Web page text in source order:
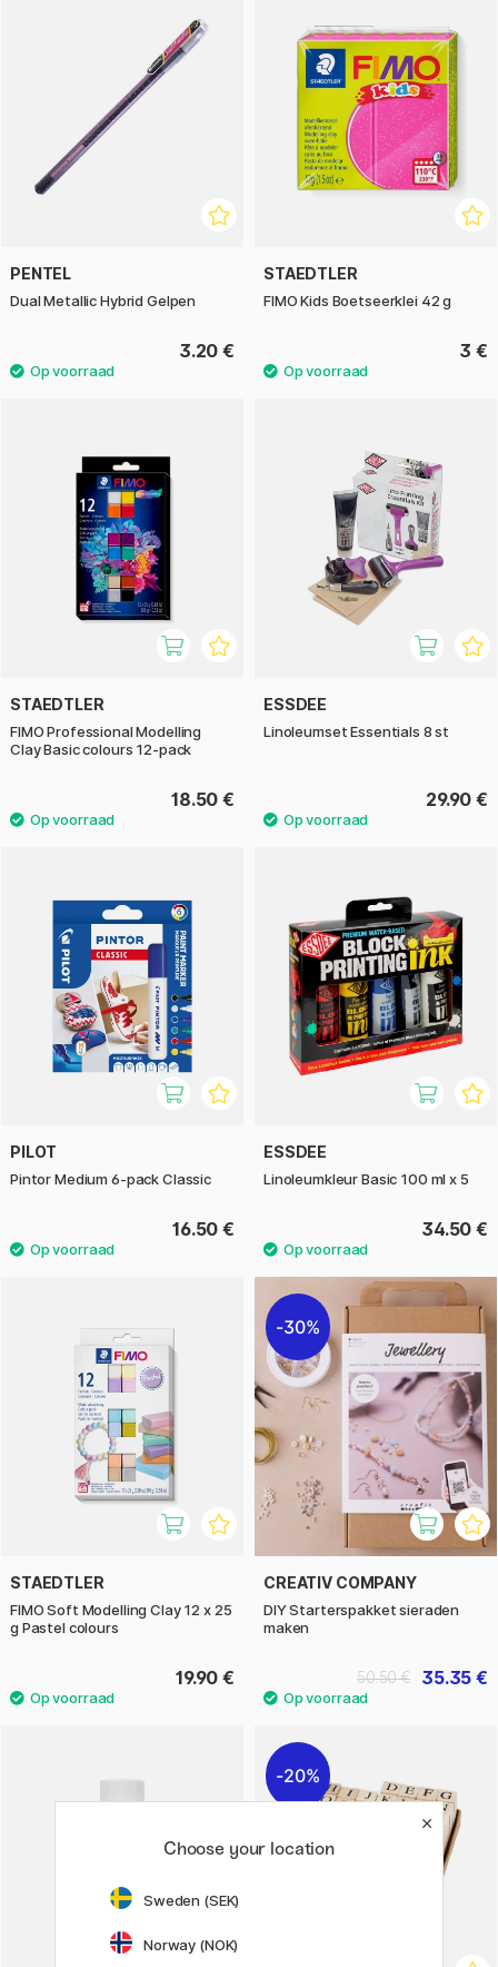
PENTEL
Dual Metallic Hybrid Gelpen
3.20 €
STAEDTLER
FIMO Kids Boetseerklei 42 g
3 €
STAEDTLER
FIMO Professional Modelling
Clay Basic colours 12-pack
18.50 €
ESSDEE
Linoleumset Essentials 8 st
29.90 €
PILOT
Pintor Medium 6-pack Classic
16.50 €
ESSDEE
Linoleumkleur Basic 100 ml x 5
34.50 €
STAEDTLER
FIMO Soft Modelling Clay 12 x 25
g Pastel colours
19.90 €
30%
CREATIV COMPANY
DIY Starterspakket sieraden
maken
35.35 €
50.50 €
20%
Choose your location
Sweden (SEK)
Norway (NOK)